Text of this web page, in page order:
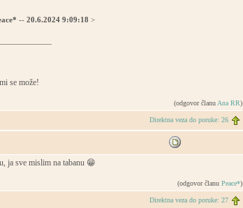
-- 20.6.2024 9:09:18 >
se može!
(odgovor članu Ana RR)
Direktna veza do poruke: 26
ja sve mislim na tabanu 😁
(odgovor članu Peace*)
Direktna veza do poruke: 27